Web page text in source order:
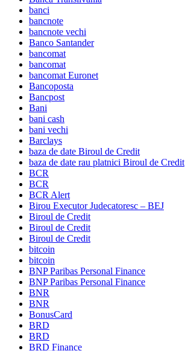
banci
bancnote
bancnote vechi
Banco Santander
bancomat
bancomat
bancomat Euronet
Bancoposta
Bancpost
Bani
bani cash
bani vechi
Barclays
baza de date Biroul de Credit
baza de date rau platnici Biroul de Credit
BCR
BCR
BCR Alert
Birou Executor Judecatoresc – BEJ
Biroul de Credit
Biroul de Credit
Biroul de Credit
bitcoin
bitcoin
BNP Paribas Personal Finance
BNP Paribas Personal Finance
BNR
BNR
BonusCard
BRD
BRD
BRD Finance